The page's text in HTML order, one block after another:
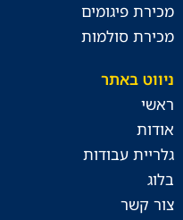
מכירת פיגומים
מכירת סולמות
ניווט באתר
ראשי
אודות
גלריית עבודות
בלוג
צור קשר